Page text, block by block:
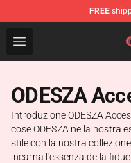
FREE
Open menu
ODESZA Shop -
ODESZA
Introduzione ODESZA
cose ODESZA nella nostra
stile con la nostra
incarna l'essenza della